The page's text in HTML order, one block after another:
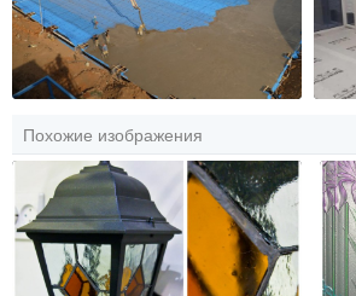
Похожие изображения